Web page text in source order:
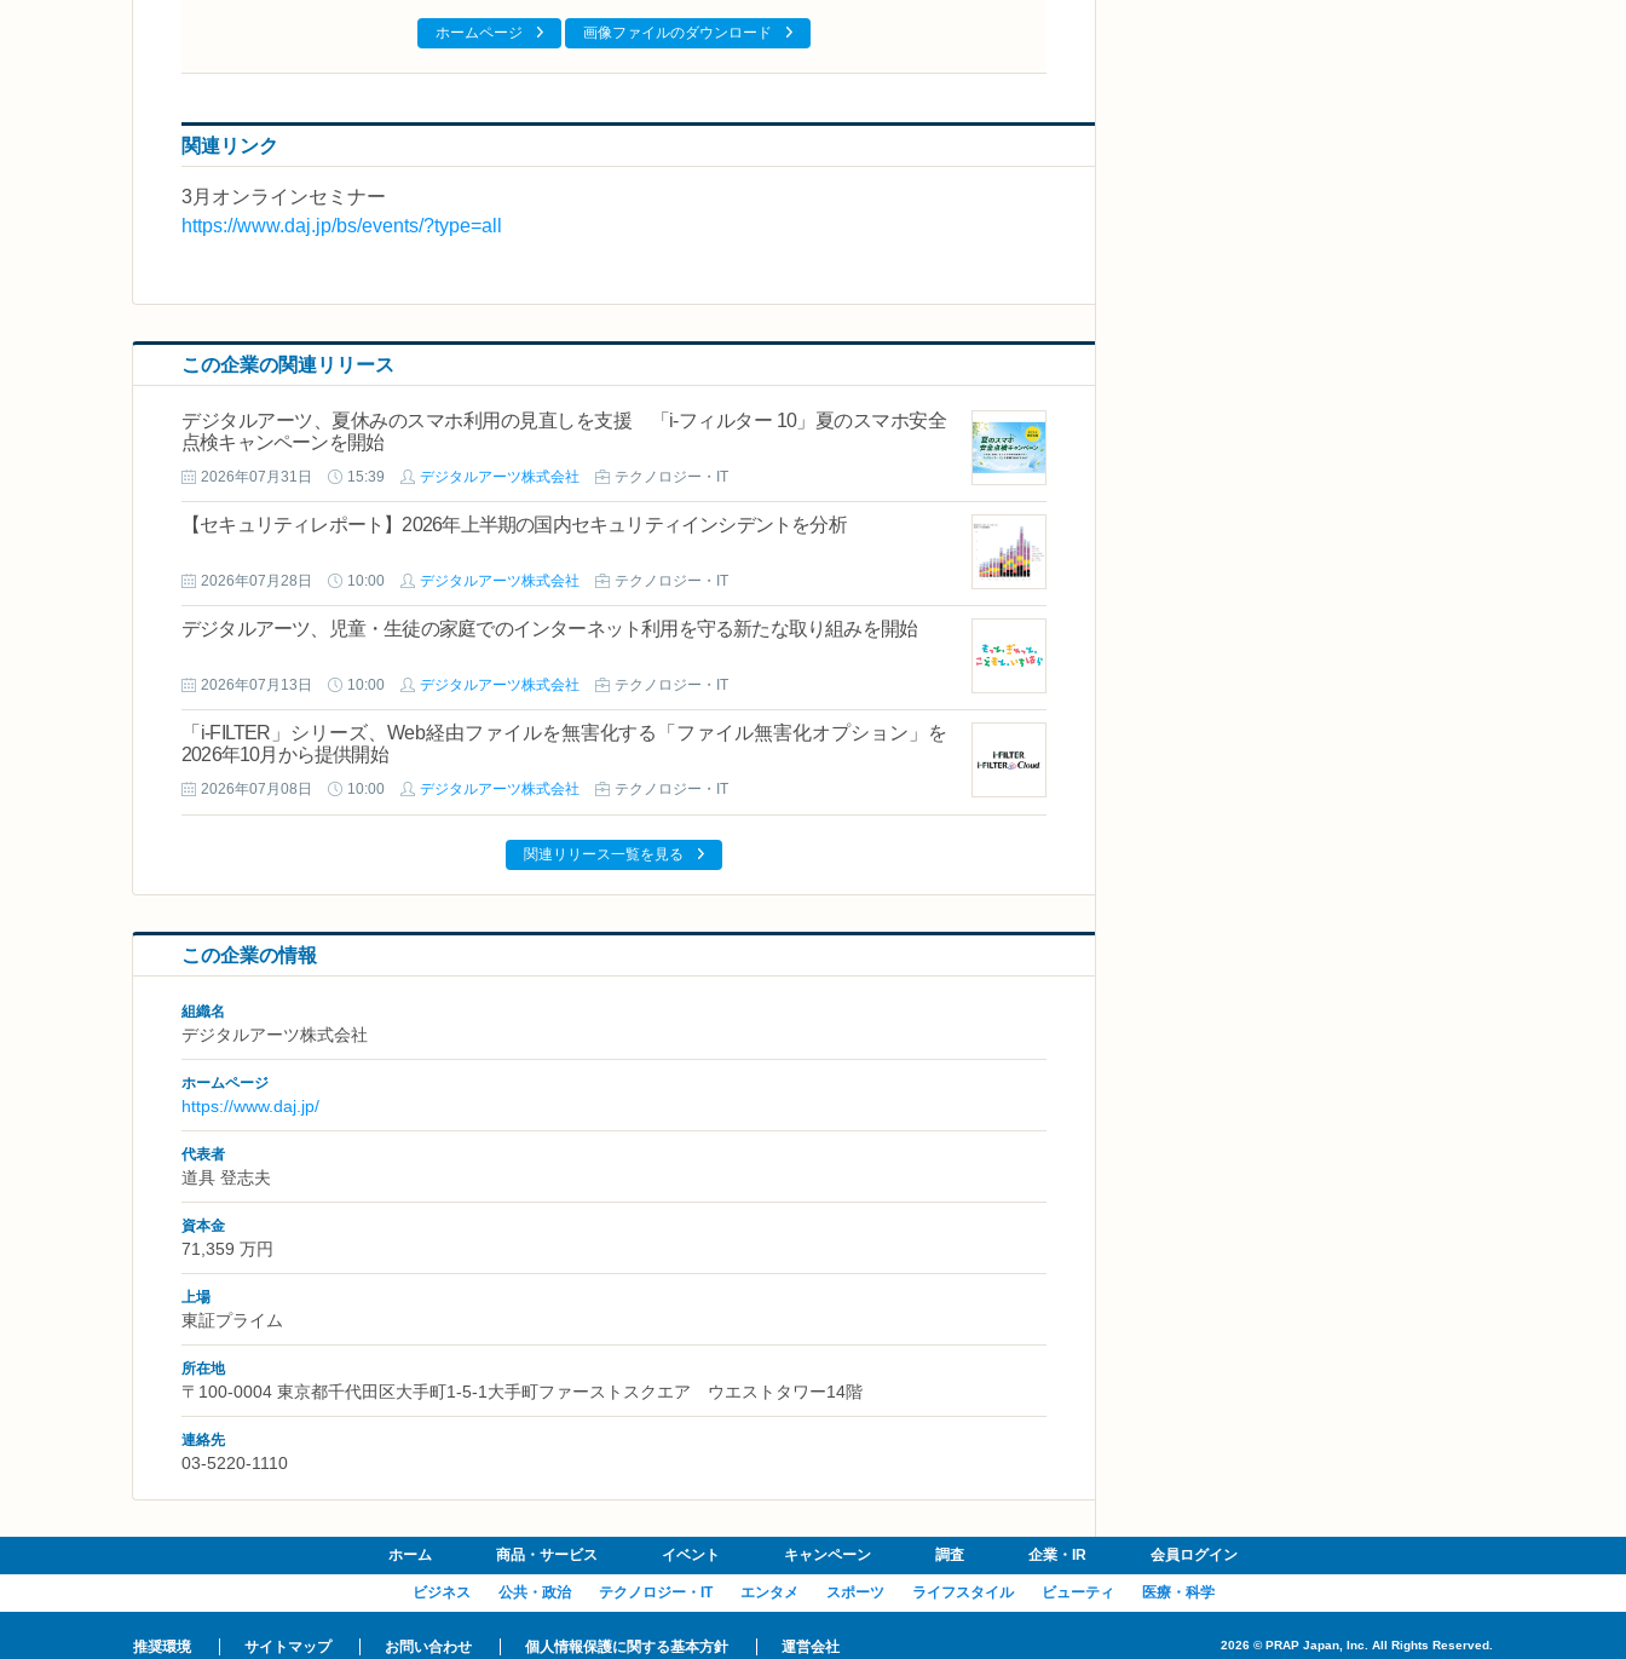
ホームページ 画像ファイルのダウンロード
関連リンク
3月オンラインセミナー
https://www.daj.jp/bs/events/?type=all
この企業の関連リリース
デジタルアーツ、夏休みのスマホ利用の見直しを支援 「i-フィルター 10」夏のスマホ安全
点検キャンペーンを開始
2026年07月31日 15:39 デジタルアーツ株式会社 テクノロジー・IT
【セキュリティレポート】2026年上半期の国内セキュリティインシデントを分析
2026年07月28日 10:00 デジタルアーツ株式会社 テクノロジー・IT
デジタルアーツ、児童・生徒の家庭でのインターネット利用を守る新たな取り組みを開始
2026年07月13日 10:00 デジタルアーツ株式会社 テクノロジー・IT
「i-FILTER」シリーズ、Web経由ファイルを無害化する「ファイル無害化オプション」を
2026年10月から提供開始
2026年07月08日 10:00 デジタルアーツ株式会社 テクノロジー・IT
関連リリース一覧を見る
この企業の情報
組織名
デジタルアーツ株式会社
ホームページ
https://www.daj.jp/
代表者
道具 登志夫
資本金
71,359 万円
上場
東証プライム
所在地
〒100-0004 東京都千代田区大手町1-5-1大手町ファーストスクエア ウエストタワー14階
連絡先
03-5220-1110
ホーム 商品・サービス イベント キャンペーン 調査 企業・IR 会員ログイン
ビジネス 公共・政治 テクノロジー・IT エンタメ スポーツ ライフスタイル ビューティ 医療・科学
推奨環境 サイトマップ お問い合わせ 個人情報保護に関する基本方針 運営会社 2026 ©PRAP Japan, Inc. All Rights Reserved.